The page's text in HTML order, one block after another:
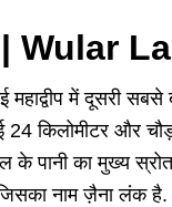
Wular
में दूसरी सबसे
किलोमीटर और
के पानी का मुख्य
जिसका नाम ज़ैना लंक